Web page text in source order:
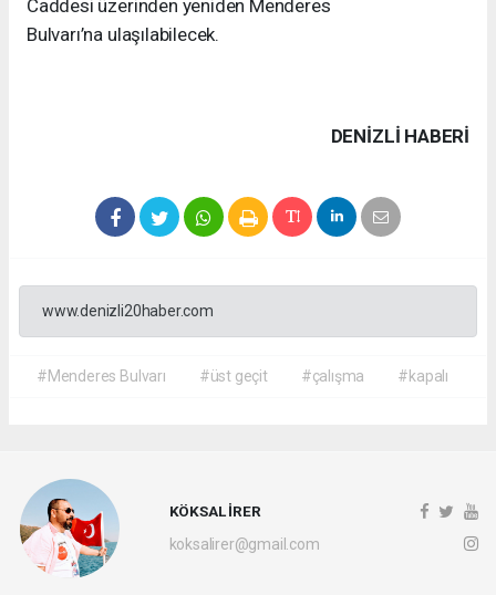
Caddesi üzerinden yeniden Menderes
Bulvarı’na ulaşılabilecek.
DENIZLI HABERİ
www.denizli20haber.com
#Menderes Bulvarı #üst geçit #çalışma #kapalı
KÖKSAL İRER
koksalirer@gmail.com